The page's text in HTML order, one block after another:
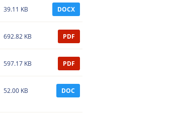
39.11 KB DOCX
692.82 KB PDF
597.17 KB PDF
52.00 KB DOC